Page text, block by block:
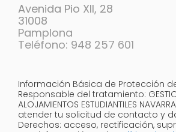
Avenida Pio XII, 28
31008
Pamplona
Teléfono: 948 257 601
Información Básica de Protección
Responsable del tratamiento:
ALOJAMIENTOS ESTUDIANTILES
atender tu solicitud de contacto y
Derechos: acceso, rectificación,